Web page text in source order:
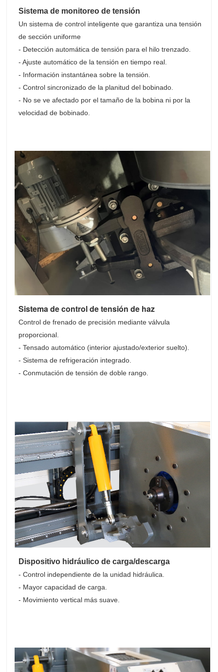
Sistema de monitoreo de tensión
Un sistema de control inteligente que garantiza una tensión
de sección uniforme
- Detección automática de tensión para el hilo trenzado.
- Ajuste automático de la tensión en tiempo real.
- Información instantánea sobre la tensión.
- Control sincronizado de la planitud del bobinado.
- No se ve afectado por el tamaño de la bobina ni por la
velocidad de bobinado.
Sistema de control de tensión de haz
Control de frenado de precisión mediante válvula
proporcional.
- Tensado automático (interior ajustado/exterior suelto).
- Sistema de refrigeración integrado.
- Conmutación de tensión de doble rango.
Dispositivo hidráulico de carga/descarga
- Control independiente de la unidad hidráulica.
- Mayor capacidad de carga.
- Movimiento vertical más suave.